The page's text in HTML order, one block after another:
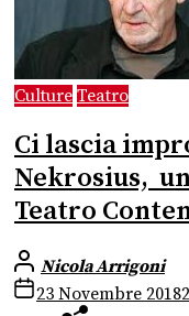
Culture Teatro
Ci lascia
Nekrosius,
Teatro
Nicola Arrigoni
23 Novembre 2018